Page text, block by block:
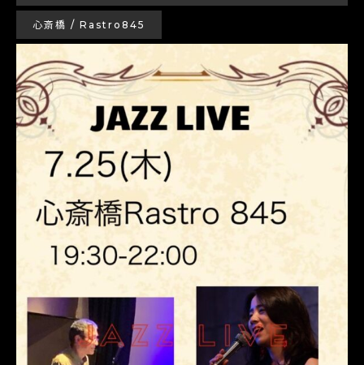
心斎橋 / Rastro845